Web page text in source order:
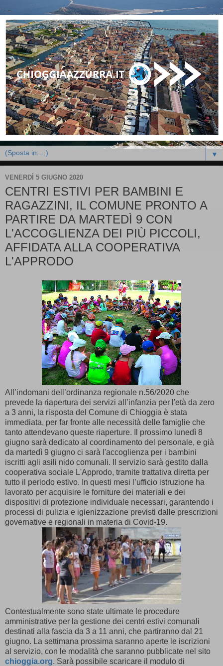
▼
VENERDÌ 5 GIUGNO 2020
CENTRI ESTIVI PER BAMBINI E
RAGAZZINI, IL COMUNE PRONTO A
PARTIRE DA MARTEDÌ 9 CON
L'ACCOGLIENZA DEI PIÙ PICCOLI,
AFFIDATA ALLA COOPERATIVA
L'APPRODO
All’indomani dell’ordinanza regionale n.56/2020 che
prevede la riapertura dei servizi all’infanzia per l'età da zero
a 3 anni, la risposta del Comune di Chioggia è stata
immediata, per far fronte alle necessità delle famiglie che
tanto attendevano queste riaperture. Il prossimo lunedì 8
giugno sarà dedicato al coordinamento del personale, e già
da martedì 9 giugno ci sarà l'accoglienza per i bambini
iscritti agli asili nido comunali. Il servizio sarà gestito dalla
cooperativa sociale L'Approdo, tramite trattativa diretta per
tutto il periodo estivo. In questi mesi l’ufficio istruzione ha
lavorato per acquisire le forniture dei materiali e dei
dispositivi di protezione individuale necessari, garantendo i
processi di pulizia e igienizzazione previsti dalle prescrizioni
governative e regionali in materia di Covid-19.
Contestualmente sono state ultimate le procedure
amministrative per la gestione dei centri estivi comunali
destinati alla fascia da 3 a 11 anni, che partiranno dal 21
giugno. La settimana prossima saranno aperte le iscrizioni
al servizio, con le modalità che saranno pubblicate nel sito
chioggia.org. Sarà possibile scaricare il modulo di